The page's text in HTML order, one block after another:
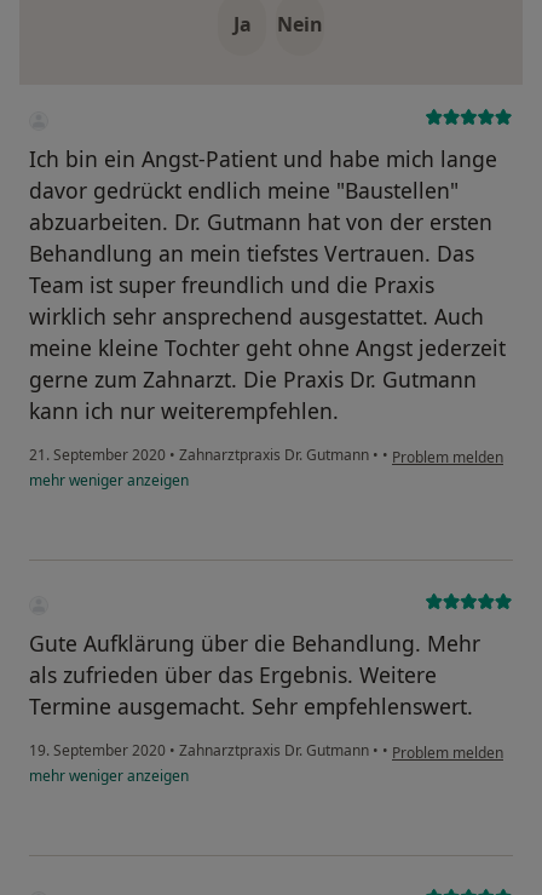
Ja Nein
Ich bin ein Angst-Patient und habe mich lange
davor gedrückt endlich meine "Baustellen"
abzuarbeiten. Dr. Gutmann hat von der ersten
Behandlung an mein tiefstes Vertrauen. Das
Team ist super freundlich und die Praxis
wirklich sehr ansprechend ausgestattet. Auch
meine kleine Tochter geht ohne Angst jederzeit
gerne zum Zahnarzt. Die Praxis Dr. Gutmann
kann ich nur weiterempfehlen.
21. September 2020 • Zahnarztpraxis Dr. Gutmann • • Problem melden
mehrwenigeranzeigen
Gute Aufklärung über die Behandlung. Mehr
als zufrieden über das Ergebnis. Weitere
Termine ausgemacht. Sehr empfehlenswert.
19. September 2020 • Zahnarztpraxis Dr. Gutmann • • Problem melden
mehrwenigeranzeigen